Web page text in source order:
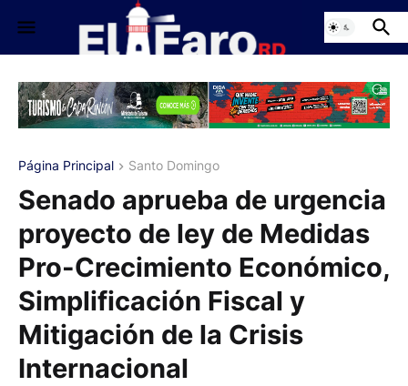
Página Principal Santo Domingo
Senado aprueba de urgencia
proyecto de ley de Medidas
Pro-Crecimiento Económico,
Simplificación Fiscal y
Mitigación de la Crisis
Internacional